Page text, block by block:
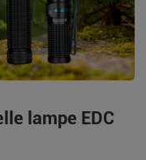
lampe EDC